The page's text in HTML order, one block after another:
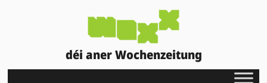
déi aner Wochenzeitung